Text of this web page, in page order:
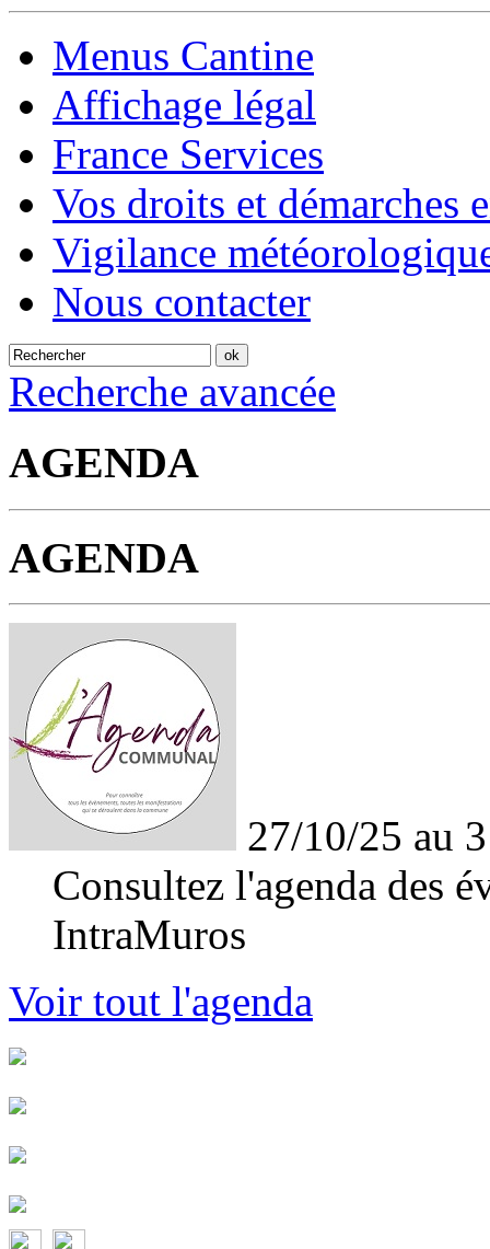
Menus Cantine
Affichage légal
France Services
Vos droits et démarches
Vigilance
Nous contacter
Recherche avancée
AGENDA
AGENDA
27/10/25 au
Consultez l'agenda des
IntraMuros
Voir tout l'agenda